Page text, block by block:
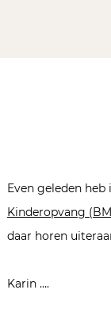
Even geleden
Kinderopvang
daar horen
Karin ….